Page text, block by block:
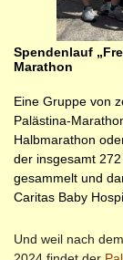
Spendenlauf
Marathon
Eine Gruppe von
Palästina-
Halbmarathon
der insgesamt
gesammelt und
Caritas Baby
Und weil nach